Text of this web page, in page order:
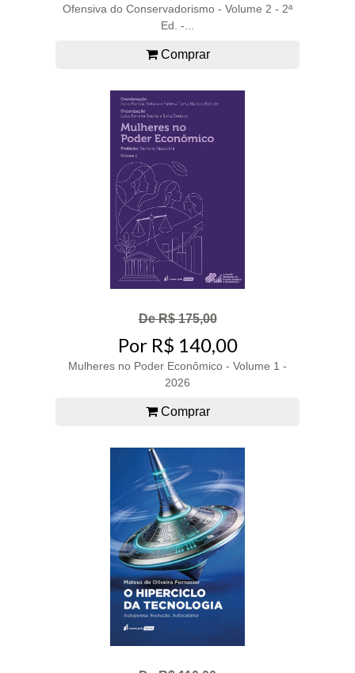
Ofensiva do Conservadorismo - Volume 2 - 2ª
Ed. -...
Comprar
De R$ 175,00
Por R$ 140,00
Mulheres no Poder Econômico - Volume 1 -
2026
Comprar